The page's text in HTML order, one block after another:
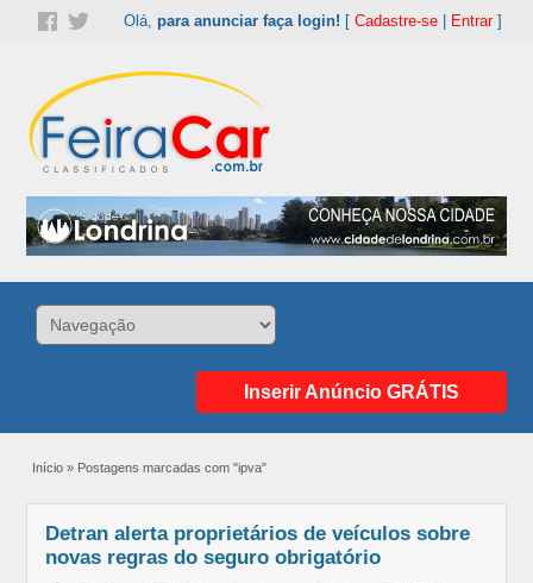
Olá, para anunciar faça login! [ Cadastre-se| Entrar]
Inserir Anúncio GRÁTIS
Início » Postagens marcadas com "ipva"
Detran alerta proprietários de veículos sobre
novas regras do seguro obrigatório